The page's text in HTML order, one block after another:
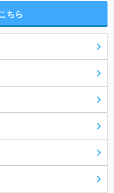
ちら